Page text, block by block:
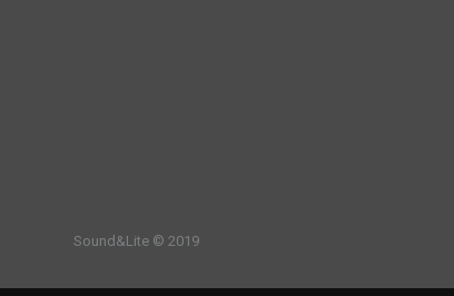
Sound&Lite © 2019